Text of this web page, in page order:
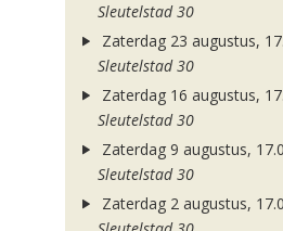
Sleutelstad 30
Zaterdag 23 augustus,
Sleutelstad 30
Zaterdag 16 augustus,
Sleutelstad 30
Zaterdag 9 augustus,
Sleutelstad 30
Zaterdag 2 augustus,